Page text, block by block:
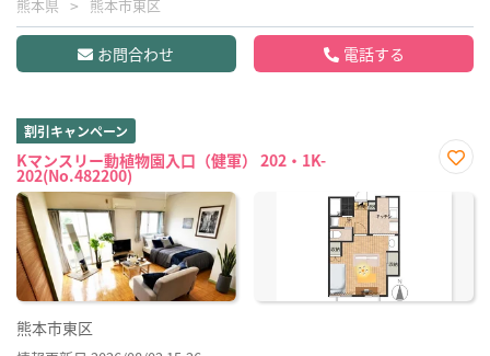
熊本県 熊本市東区
お問合わせ 電話する
割引キャンペーン
Kマンスリー動植物園入口（健軍） 202・1K-
202(No.482200)
に入
熊本市東区